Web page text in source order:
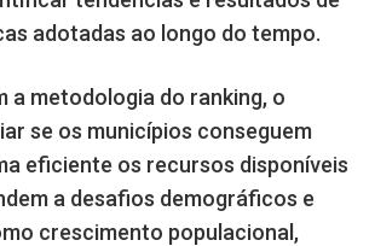
adotadas ao longo do tempo.
a metodologia do ranking, o
se os municípios conseguem
eficiente os recursos disponíveis
a desafios demográficos e
crescimento populacional,